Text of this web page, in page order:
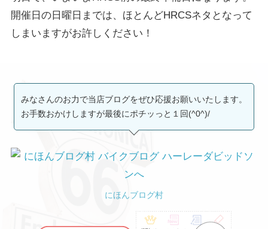
開催日の日曜日までは、ほとんどHRCSネタとなって
しまいますがお許しください！
みなさんのお力で当店ブログをぜひ応援お願いいたします。
お手数おかけしますが最後にポチッっと１回(^0^)/
にほんブログ村